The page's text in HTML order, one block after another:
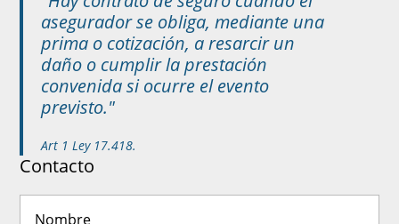
asegurador se obliga, mediante una
prima o cotización, a resarcir un
daño o cumplir la prestación
convenida si ocurre el evento
previsto."
Art 1 Ley 17.418.
Contacto